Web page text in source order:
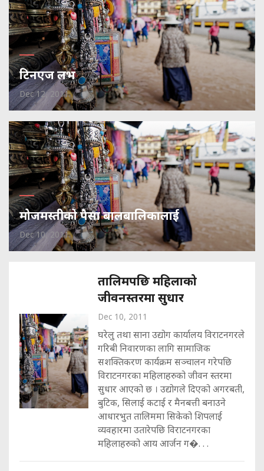
टिनएज लभ
Dec 12, 2011
मोजमस्तीको पैसा बालबालिकालाई
Dec 10, 2011
तालिमपछि महिलाको
जीवनस्तरमा सुधार
Dec 10, 2011
घरेलु तथा साना उद्योग कार्यालय विराटनगरले
गरिबी निवारणका लागि सामाजिक
सशक्तिकरण कार्यक्रम सञ्चालन गरेपछि
विराटनगरका महिलाहरुको जीवन स्तरमा
सुधार आएको छ । उद्योगले दिएको अगरबती,
बुटिक, सिलाई कटाई र मैनबत्ती बनाउने
आधारभुत तालिममा सिकेको शिपलाई
व्यवहारमा उतारेपछि विराटनगरका
महिलाहरुको आय आर्जन ग�. . .